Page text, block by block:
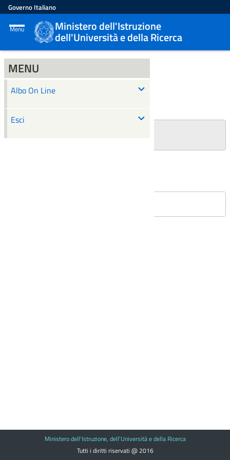
Governo Italiano
Menu Ministero dell'Istruzione
dell'Università e della Ricerca
MENU
Albo On Line
Esci
ALBO ON LINE
Ricerca
Ministero dell'Istruzione, dell'Università e della Ricerca
Tutti i diritti riservati @ 2016